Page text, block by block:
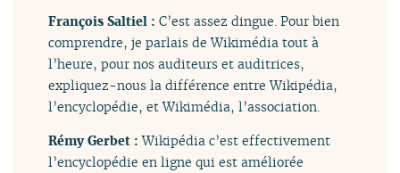
François Saltiel :C’est assez dingue. Pour bien
comprendre, je parlais de Wikimédia tout à
l’heure, pour nos auditeurs et auditrices,
expliquez-nous la différence entre Wikipédia,
l’encyclopédie, et Wikimédia, l’association.
Rémy Gerbet :Wikipédia c’est effectivement
l’encyclopédie en ligne qui est améliorée